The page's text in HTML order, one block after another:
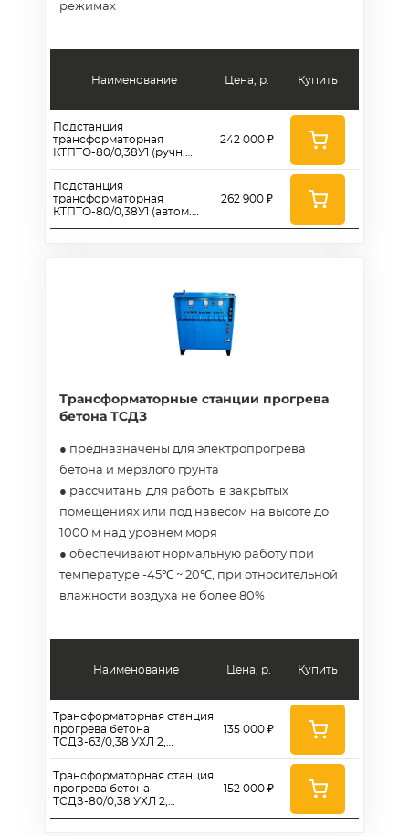
режимах
Наименование
Подстанция
трансформаторная
КТПТО-80/0,38У1 (ручн.
Подстанция
трансформаторная
КТПТО-80/0,38У1 (автом.
Цена, р.
242 000 ₽
262 900 ₽
Купить
Трансформаторные станции прогрева
бетона ТСДЗ
● предназначены для электропрогрева
бетона и мерзлого грунта
● рассчитаны для работы в закрытых
помещениях или под навесом на высоте до
1000 м над уровнем моря
● обеспечивают нормальную работу при
температуре -45℃ ~ 20℃, при относительной
влажности воздуха не более 80%
Наименование
Трансформаторная станция
прогрева бетона
ТСДЗ-63/0,38 УХЛ 2,
Трансформаторная станция
прогрева бетона
ТСДЗ-80/0,38 УХЛ 2,
Цена, р.
135 000 ₽
152 000 ₽
Купить